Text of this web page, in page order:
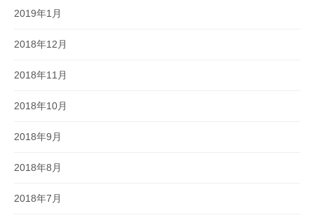
2019年1月
2018年12月
2018年11月
2018年10月
2018年9月
2018年8月
2018年7月